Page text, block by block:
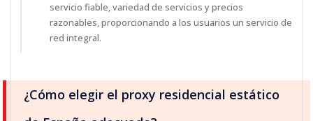
servicio fiable, variedad de servicios y precios
razonables, proporcionando a los usuarios un servicio de
red integral.
¿Cómo elegir el proxy residencial estático